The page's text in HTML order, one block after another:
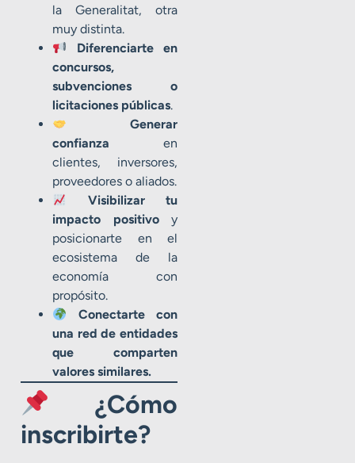
la Generalitat, otra
muy distinta.
Diferenciarte en
concursos,
subvenciones o
licitaciones públicas.
Generar
confianza en
clientes, inversores,
proveedores o aliados.
Visibilizar tu
impacto positivoy
posicionarte en el
ecosistema de la
economía con
propósito.
Conectarte con
una red de entidades
que comparten
valores similares.
¿Cómo
inscribirte?